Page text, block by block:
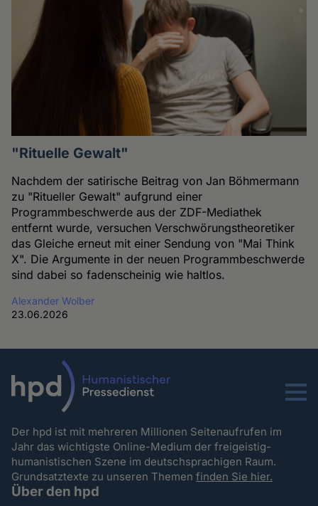
"Rituelle Gewalt"
Nachdem der satirische Beitrag von Jan Böhmermann
zu "Ritueller Gewalt" aufgrund einer
Programmbeschwerde aus der ZDF-Mediathek
entfernt wurde, versuchen Verschwörungstheoretiker
das Gleiche erneut mit einer Sendung von "Mai Think
X". Die Argumente in der neuen Programmbeschwerde
sind dabei so fadenscheinig wie haltlos.
Alexander Wolber
23.06.2026
Menu
Der hpd ist mit mehreren Millionen Seitenaufrufen im
Jahr das wichtigste Online-Medium der freigeistig-
humanistischen Szene im deutschsprachigen Raum.
Grundsatztexte zu unseren Themenfinden Sie hier.
Über den hpd